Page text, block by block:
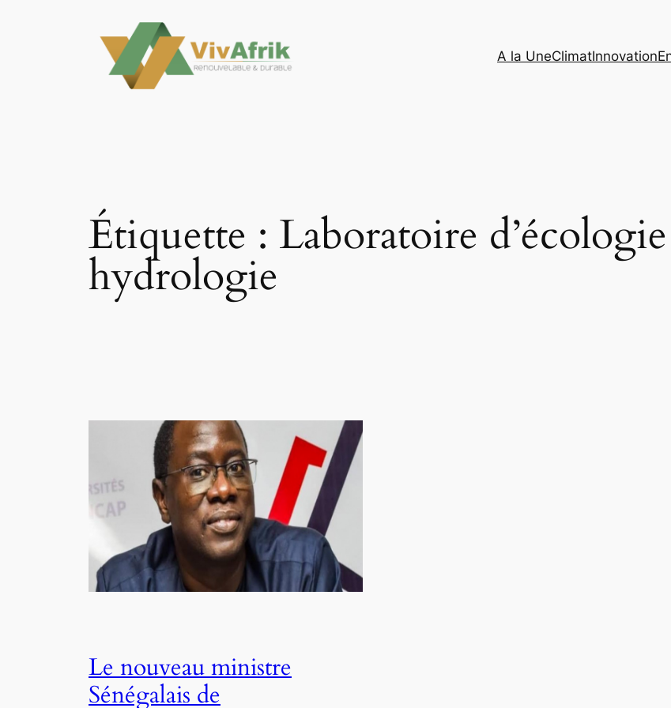
A la UneClimatInnovation
Étiquette : Laboratoire
hydrologie
Le nouveau ministre
Sénégalais de